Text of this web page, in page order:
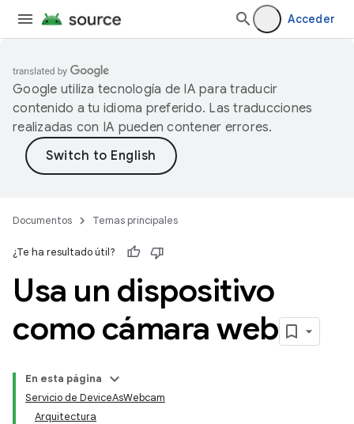
Acceder
Google utiliza tecnología de IA para traducir
contenido a tu idioma preferido. Las traducciones
realizadas con IA pueden contener errores.
Documentos Temas principales
¿Te ha resultado útil?
Usa un dispositivo
como cámara web
En esta página
Servicio de DeviceAsWebcam
Arquitectura